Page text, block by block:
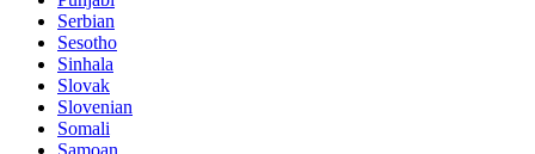
Serbian
Sesotho
Sinhala
Slovak
Slovenian
Somali
Samoan